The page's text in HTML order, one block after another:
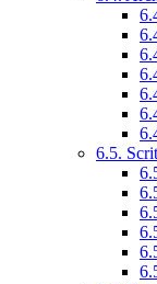
6.5.